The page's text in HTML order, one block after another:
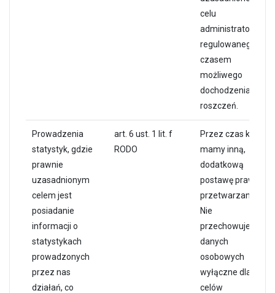
celu
administratora
regulowanego
czasem
możliwego
dochodzenia
roszczeń.
Prowadzenia
statystyk, gdzie
prawnie
uzasadnionym
celem jest
posiadanie
informacji o
statystykach
prowadzonych
przez nas
działań, co
art. 6 ust. 1 lit. f
RODO
Przez czas kiedy
mamy inną,
dodatkową
postawę prawną
przetwarzania.
Nie
przechowujemy
danych
osobowych
wyłączne dla
celów